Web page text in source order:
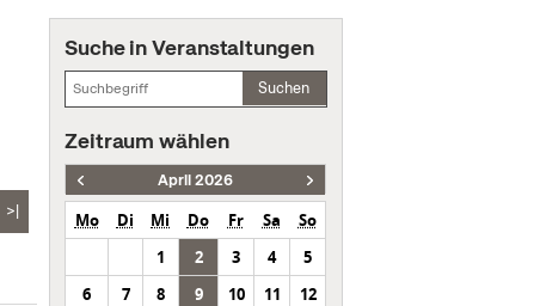
>|
Suche in Veranstaltungen
Suchen
Zeitraum wählen
April 2026
Mo Di Mi Do Fr Sa
So
1
2 3 4
5
6
7 8 9 10 11
12